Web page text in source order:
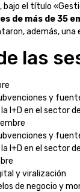
el título
de más de 35
además,
las
y
I+D en el sector
y
I+D en el sector
y viralización
de negocio y